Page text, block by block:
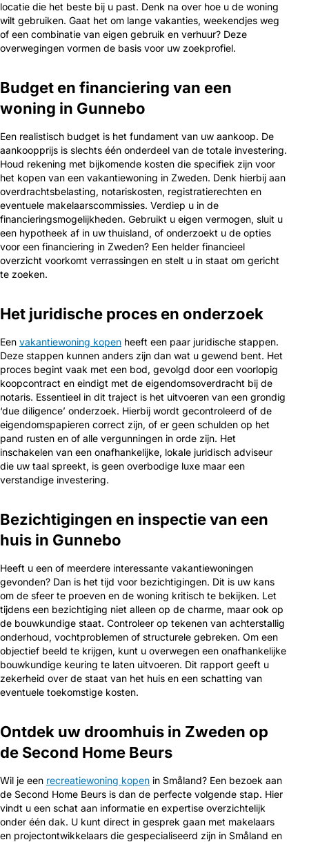
locatie die het beste bij u past. Denk na over hoe u de woning
wilt gebruiken. Gaat het om lange vakanties, weekendjes weg
of een combinatie van eigen gebruik en verhuur? Deze
overwegingen vormen de basis voor uw zoekprofiel.
Budget en financiering van een
woning in Gunnebo
Een realistisch budget is het fundament van uw aankoop. De
aankoopprijs is slechts één onderdeel van de totale investering.
Houd rekening met bijkomende kosten die specifiek zijn voor
het kopen van een vakantiewoning in Zweden. Denk hierbij aan
overdrachtsbelasting, notariskosten, registratierechten en
eventuele makelaarscommissies. Verdiep u in de
financieringsmogelijkheden. Gebruikt u eigen vermogen, sluit u
een hypotheek af in uw thuisland, of onderzoekt u de opties
voor een financiering in Zweden? Een helder financieel
overzicht voorkomt verrassingen en stelt u in staat om gericht
te zoeken.
Het juridische proces en onderzoek
Een vakantiewoning kopen heeft een paar juridische stappen.
Deze stappen kunnen anders zijn dan wat u gewend bent. Het
proces begint vaak met een bod, gevolgd door een voorlopig
koopcontract en eindigt met de eigendomsoverdracht bij de
notaris. Essentieel in dit traject is het uitvoeren van een grondig
‘due diligence’ onderzoek. Hierbij wordt gecontroleerd of de
eigendomspapieren correct zijn, of er geen schulden op het
pand rusten en of alle vergunningen in orde zijn. Het
inschakelen van een onafhankelijke, lokale juridisch adviseur
die uw taal spreekt, is geen overbodige luxe maar een
verstandige investering.
Bezichtigingen en inspectie van een
huis in Gunnebo
Heeft u een of meerdere interessante vakantiewoningen
gevonden? Dan is het tijd voor bezichtigingen. Dit is uw kans
om de sfeer te proeven en de woning kritisch te bekijken. Let
tijdens een bezichtiging niet alleen op de charme, maar ook op
de bouwkundige staat. Controleer op tekenen van achterstallig
onderhoud, vochtproblemen of structurele gebreken. Om een
objectief beeld te krijgen, kunt u overwegen een onafhankelijke
bouwkundige keuring te laten uitvoeren. Dit rapport geeft u
zekerheid over de staat van het huis en een schatting van
eventuele toekomstige kosten.
Ontdek uw droomhuis in Zweden op
de Second Home Beurs
Wil je een recreatiewoning kopen in Småland? Een bezoek aan
de Second Home Beurs is dan de perfecte volgende stap. Hier
vindt u een schat aan informatie en expertise overzichtelijk
onder één dak. U kunt direct in gesprek gaan met makelaars
en projectontwikkelaars die gespecialiseerd zijn in Småland en